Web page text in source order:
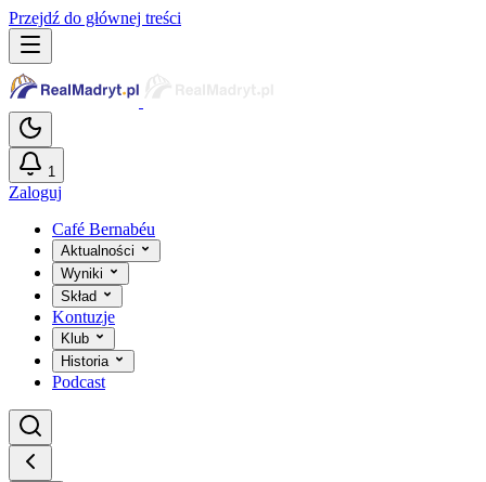
Przejdź do głównej treści
1
Zaloguj
Café Bernabéu
Aktualności
Wyniki
Skład
Kontuzje
Klub
Historia
Podcast